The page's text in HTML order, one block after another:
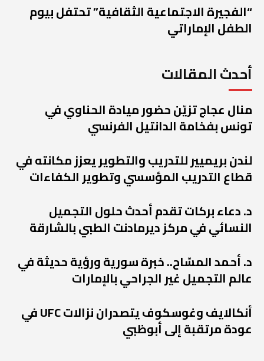
“الفجيرة الاجتماعية الثقافية” تحتفل بيوم
الطفل الإماراتي
أحدث المقالات
منال عجاج تزيّن حضور ميادة الحناوي في
تونس بفخامة الدانتيل الفرنسي
لندن بريميير للتدريب والتطوير يعزز مكانته في
قطاع التدريب المؤسسي وتطوير الكفاءات
د. دعاء بركات تقدم أحدث حلول التجميل
النسائي في مركز ديرمادنت الطبي بالشارقة
د. أحمد المسّاح.. خبرة سورية ورؤية حديثة في
عالم التجميل غير الجراحي بالإمارات
أنكالايف وغوسكوف يتصدران نزالات UFC في
عودة مرتقبة إلى أبوظبي